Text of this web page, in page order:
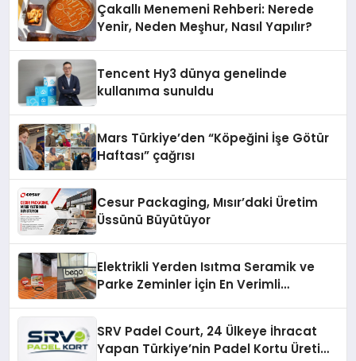
Çakallı Menemeni Rehberi: Nerede
Yenir, Neden Meşhur, Nasıl Yapılır?
Tencent Hy3 dünya genelinde
kullanıma sunuldu
Mars Türkiye’den “Köpeğini İşe Götür
Haftası” çağrısı
Cesur Packaging, Mısır’daki Üretim
Üssünü Büyütüyor
Elektrikli Yerden Isıtma Seramik ve
Parke Zeminler İçin En Verimli
SRV Padel Court, 24 Ülkeye İhracat
Yapan Türkiye’nin Padel Kortu Üretim